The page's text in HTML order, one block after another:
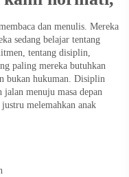
dan menulis. Mereka
sedang belajar tentang
tentang disiplin,
paling mereka butuhkan
bukan hukuman. Disiplin
menuju masa depan
melemahkan anak